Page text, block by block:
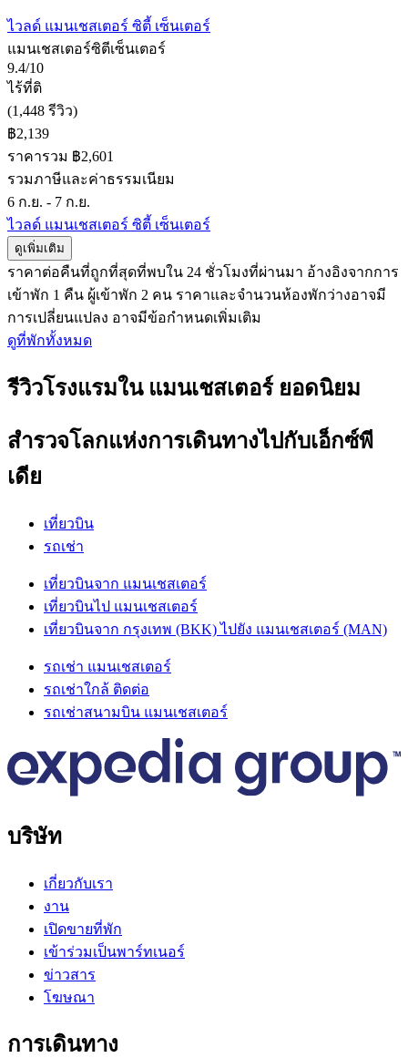
ไวลด์ แมนเชสเตอร์ ซิตี้ เซ็นเตอร์
แมนเชสเตอร์ซิตีเซ็นเตอร์
9.4/10
ไร้ที่ติ
(1,448 รีวิว)
฿2,139
ราคารวม ฿2,601
รวมภาษีและค่าธรรมเนียม
6 ก.ย. - 7 ก.ย.
ไวลด์ แมนเชสเตอร์ ซิตี้ เซ็นเตอร์
ดูเพิ่มเติม
ราคาต่อคืนที่ถูกที่สุดที่พบใน 24 ชั่วโมงที่ผ่านมา อ้างอิงจากการ
เข้าพัก 1 คืน ผู้เข้าพัก 2 คน ราคาและจำนวนห้องพักว่างอาจมี
การเปลี่ยนแปลง อาจมีข้อกำหนดเพิ่มเติม
ดูที่พักทั้งหมด
รีวิวโรงแรมใน แมนเชสเตอร์ ยอดนิยม
สำรวจโลกแห่งการเดินทางไปกับเอ็กซ์พี
เดีย
เที่ยวบิน
รถเช่า
เที่ยวบินจาก แมนเชสเตอร์
เที่ยวบินไป แมนเชสเตอร์
เที่ยวบินจาก กรุงเทพ (BKK) ไปยัง แมนเชสเตอร์ (MAN)
รถเช่า แมนเชสเตอร์
รถเช่าใกล้ ติดต่อ
รถเช่าสนามบิน แมนเชสเตอร์
บริษัท
เกี่ยวกับเรา
งาน
เปิดขายที่พัก
เข้าร่วมเป็นพาร์ทเนอร์
ข่าวสาร
โฆษณา
การเดินทาง